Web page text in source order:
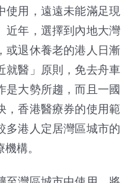
使用，遠遠未能滿足現
近年，選擇到內地大灣
或退休養老的港人日漸
就醫」原則，免去舟車
是大勢所趨，而且一國
，香港醫療券的使用範
多港人定居灣區城市的
構。